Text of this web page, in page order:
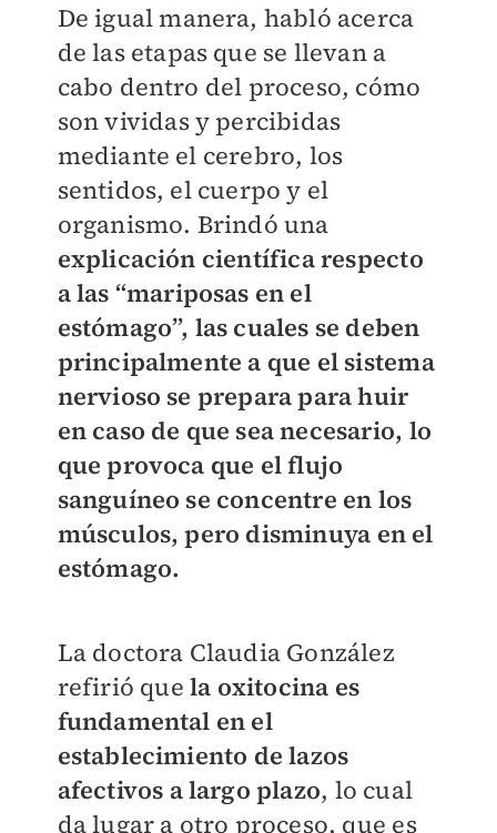
De igual manera, habló acerca
de las etapas que se llevan a
cabo dentro del proceso, cómo
son vividas y percibidas
mediante el cerebro, los
sentidos, el cuerpo y el
organismo. Brindó una
explicación científica respecto
a las “mariposas en el
estómago”, las cuales se deben
principalmente a que el sistema
nervioso se prepara para huir
en caso de que sea necesario, lo
que provoca que el flujo
sanguíneo se concentre en los
músculos, pero disminuya en el
estómago.
La doctora Claudia González
refirió que la oxitocina es
fundamental en el
establecimiento de lazos
afectivos a largo plazo, lo cual
da lugar a otro proceso, que es